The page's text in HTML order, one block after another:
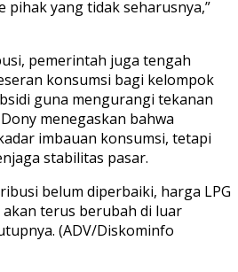
pihak yang tidak seharusnya,”
pemerintah juga tengah
konsumsi bagi kelompok
guna mengurangi tekanan
menegaskan bahwa
imbauan konsumsi, tetapi
stabilitas pasar.
belum diperbaiki, harga LPG
terus berubah di luar
(ADV/Diskominfo